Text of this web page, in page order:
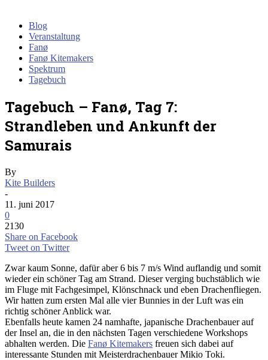
Blog
Veranstaltung
Fanø
Fanø Kitemakers
Spektrum
Tagebuch
Tagebuch – Fanø, Tag 7:
Strandleben und Ankunft der
Samurais
By
Kite Builders
-
11. juni 2017
0
2130
Share on Facebook
Tweet on Twitter
Zwar kaum Sonne, dafür aber 6 bis 7 m/s Wind auflandig und somit
wieder ein schöner Tag am Strand. Dieser verging buchstäblich wie
im Fluge mit Fachgesimpel, Klönschnack und eben Drachenfliegen.
Wir hatten zum ersten Mal alle vier Bunnies in der Luft was ein
richtig schöner Anblick war.
Ebenfalls heute kamen 24 namhafte, japanische Drachenbauer auf
der Insel an, die in den nächsten Tagen verschiedene Workshops
abhalten werden. Die Fanø Kitemakers freuen sich dabei auf
interessante Stunden mit Meisterdrachenbauer Mikio Toki.